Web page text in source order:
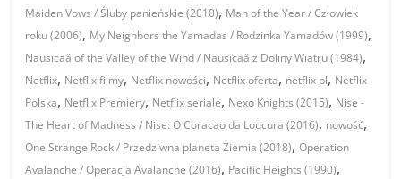
Maiden Vows / Śluby panieńskie (2010), Man of the Year / Człowiek
roku (2006), My Neighbors the Yamadas / Rodzinka Yamadów (1999),
Nausicaä of the Valley of the Wind / Nausicaä z Doliny Wiatru (1984),
Netflix, Netflix filmy, Netflix nowości, Netflix oferta, netflix pl, Netflix
Polska, Netflix Premiery, Netflix seriale, Nexo Knights (2015), Nise -
The Heart of Madness / Nise: O Coracao da Loucura (2016), nowość,
One Strange Rock / Przedziwna planeta Ziemia (2018),Operation
Avalanche / Operacja Avalanche (2016), Pacific Heights (1990),